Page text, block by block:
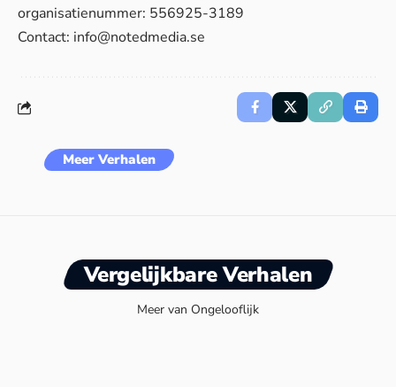
organisatienummer: 556925-3189
Contact: info@notedmedia.se
Meer Verhalen
Vergelijkbare Verhalen
Meer van Ongelooflijk